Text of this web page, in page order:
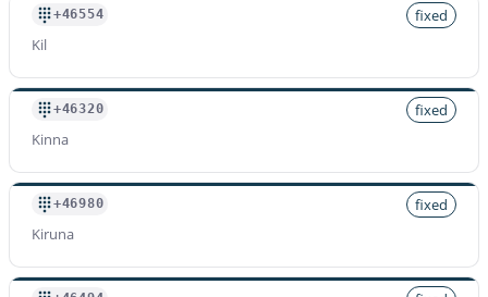
+46554
fixed
Kil
+46320
fixed
Kinna
+46980
fixed
Kiruna